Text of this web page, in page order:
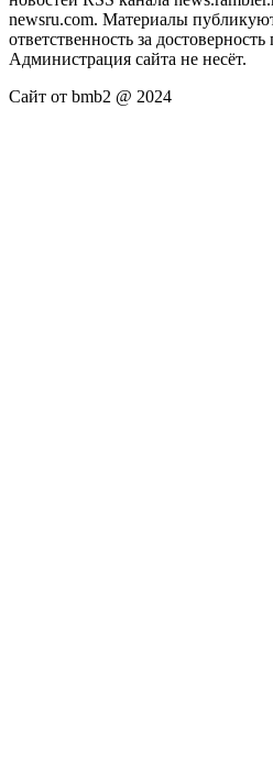
newsru.com. Материалы
ответственность за
Администрация сайта не несёт.
Сайт от bmb2 @ 2024